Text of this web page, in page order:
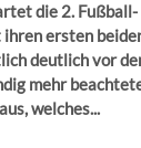
die 2. Fußball-
ersten
deutlich vor
mehr
welches...